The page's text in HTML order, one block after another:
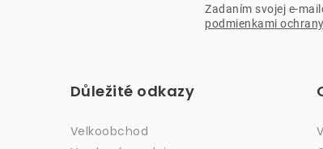
Zadaním svojej e-
podmienkami
Důležité odkazy
Velkoobchod